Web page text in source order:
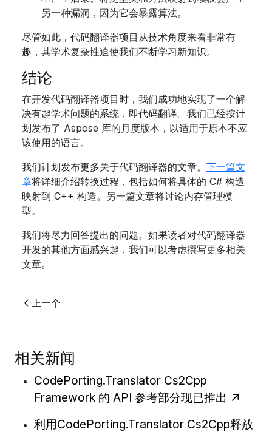
另一种漏洞，因为它会暴露算法。
尽管如此，代码翻译器项目从技术角度来看非常有
趣，其学术复杂性迫使我们不断学习新知识。
结论
在开发代码翻译器项目时，我们成功地实现了一个解
决有趣学术问题的系统，即代码翻译。我们已经按计
划发布了 Aspose 库的月度版本，以适用于原本不应
该使用的语言。
我们计划发布更多关于代码翻译器的文章。 下一篇文
章将详细介绍转换过程，包括如何将具体的 C# 构造
映射到 C++ 构造。另一篇文章将讨论内存管理模
型。
我们将尽力回答提出的问题。如果读者对代码翻译器
开发的其他方面感兴趣，我们可以考虑撰写更多相关
文章。
上一个
相关新闻
CodePorting.Translator Cs2Cpp
Framework 的 API 参考部分现已推出
利用CodePorting.Translator Cs2Cpp释放